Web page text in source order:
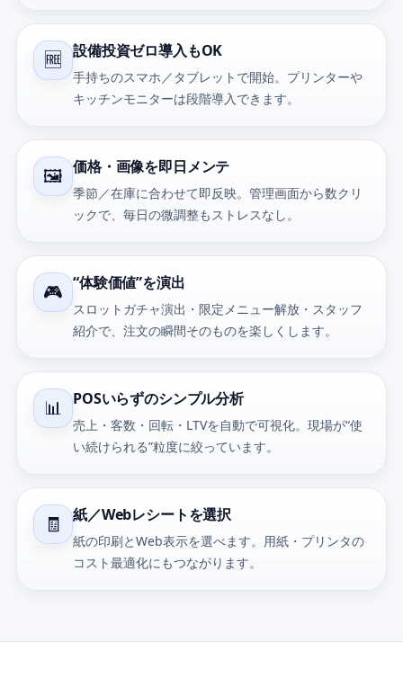
🆓 設備投資ゼロ導入もOK
手持ちのスマホ／タブレットで開始。プリンターや
キッチンモニターは段階導入できます。
🖼️ 価格・画像を即日メンテ
季節／在庫に合わせて即反映。管理画面から数クリ
ックで、毎日の微調整もストレスなし。
🎮 “体験価値”を演出
スロットガチャ演出・限定メニュー解放・スタッフ
紹介で、注文の瞬間そのものを楽しくします。
📊 POSいらずのシンプル分析
売上・客数・回転・LTVを自動で可視化。現場が“使
い続けられる”粒度に絞っています。
🧾 紙／Webレシートを選択
紙の印刷とWeb表示を選べます。用紙・プリンタの
コスト最適化にもつながります。